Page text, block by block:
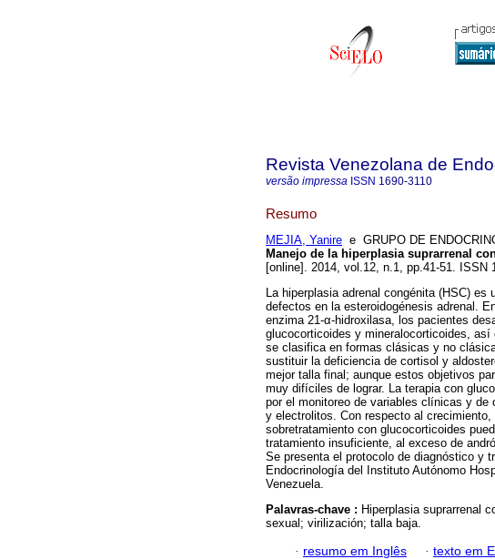
Revista Venezolana de
versão impressa ISSN 1690-3110
Resumo
MEJIA, Yanire e GRUPO DE
Manejo de la hiperplasia suprarrenal
[online]. 2014, vol.12, n.1, pp.41-51. ISSN
La hiperplasia adrenal congénita (HSC) es
defectos en la esteroidogénesis adrenal.
enzima 21-α-hidroxilasa, los pacientes
glucocorticoides y mineralocorticoides,
se clasifica en formas clásicas y no
sustituir la deficiencia de cortisol y
mejor talla final; aunque estos objetivos
muy difíciles de lograr. La terapia con
por el monitoreo de variables clínicas y de
y electrolitos. Con respecto al
sobretratamiento con glucocorticoides
tratamiento insuficiente, al exceso de
Se presenta el protocolo de diagnóstico y
Endocrinología del Instituto Autónomo
Venezuela.
Palavras-chave : Hiperplasia suprarrenal
sexual; virilización; talla baja.
· resumo em Inglês · texto em